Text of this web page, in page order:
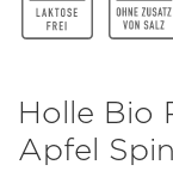
Holle Bio
Apfel